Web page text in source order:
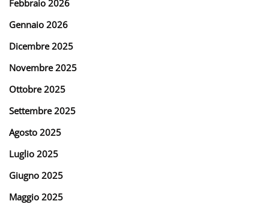
Febbraio 2026
Gennaio 2026
Dicembre 2025
Novembre 2025
Ottobre 2025
Settembre 2025
Agosto 2025
Luglio 2025
Giugno 2025
Maggio 2025